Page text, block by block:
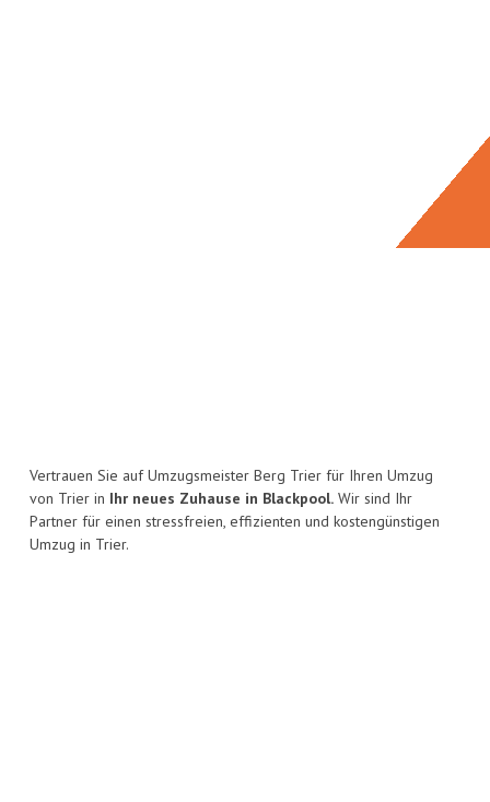
Vertrauen Sie auf Umzugsmeister Berg Trier für Ihren Umzug
von Trier in Ihr neues Zuhause in Blackpool. Wir sind Ihr
Partner für einen stressfreien, effizienten und kostengünstigen
Umzug in Trier.